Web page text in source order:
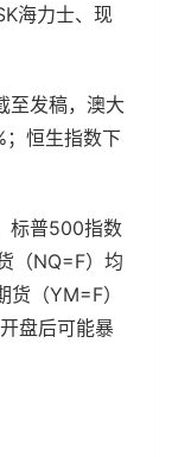
海力士、现
至发稿，澳大
恒生指数下
标普500指数
（NQ=F）均
（YM=F）
盘后可能暴